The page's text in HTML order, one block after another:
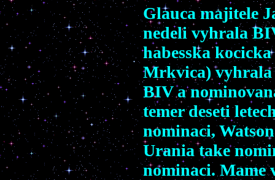
Glauca majitele
nedeli vyhrala
habesska
Mrkvica) vyhrala
BIV a
temer deseti
nominaci,
Urania take
nominaci. Mame